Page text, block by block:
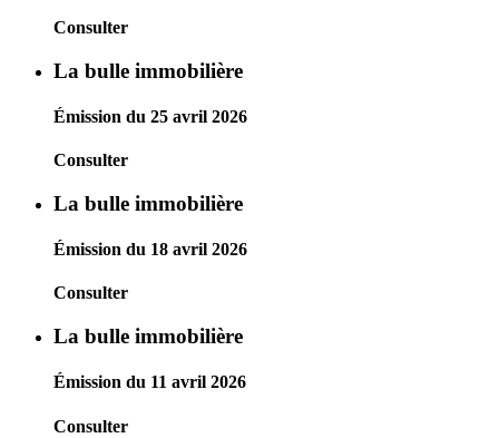
Consulter
La bulle immobilière
Émission du 25 avril 2026
Consulter
La bulle immobilière
Émission du 18 avril 2026
Consulter
La bulle immobilière
Émission du 11 avril 2026
Consulter